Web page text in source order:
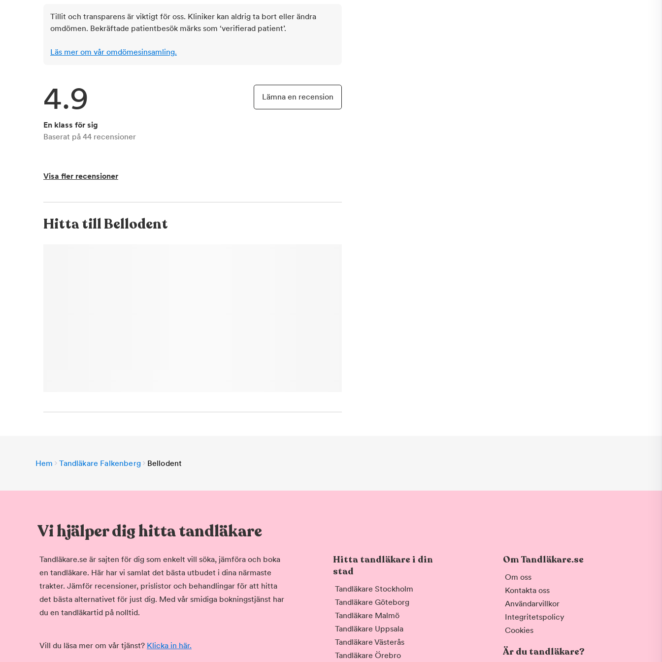
Tillit och transparens är viktigt för oss. Kliniker kan aldrig ta bort eller ändra
omdömen. Bekräftade patientbesök märks som ‘verifierad patient’.
Läs mer om vår omdömesinsamling.
4.9
En klass för sig
Baserat på 44 recensioner
Lämna en recension
Visa fler recensioner
Hitta tillBellodent
Hem Tandläkare Falkenberg Bellodent
Vi hjälper dig hitta tandläkare
Tandläkare.se är sajten för dig som enkelt vill söka, jämföra och boka
en tandläkare. Här har vi samlat det bästa utbudet i dina närmaste
trakter. Jämför recensioner, prislistor och behandlingar för att hitta
det bästa alternativet för just dig. Med vår smidiga bokningstjänst har
du en tandläkartid på nolltid.
Vill du läsa mer om vår tjänst? Klicka in här.
Hitta tandläkare i din
stad
Tandläkare Stockholm
Tandläkare Göteborg
Tandläkare Malmö
Tandläkare Uppsala
Tandläkare Västerås
Tandläkare Örebro
Om Tandläkare.se
Om oss
Kontakta oss
Användarvillkor
Integritetspolicy
Cookies
Är du tandläkare?